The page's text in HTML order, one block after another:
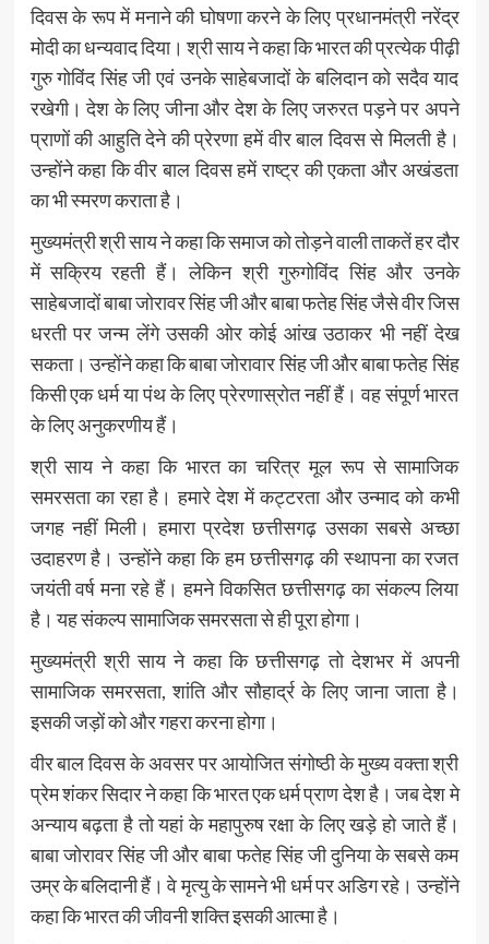
दिवस के रूप में मनाने की घोषणा करने के लिए प्रधानमंत्री नरेंद्र
मोदी का धन्यवाद दिया। श्री साय ने कहा कि भारत की प्रत्येक पीढ़ी
गुरु गोविंद सिंह जी एवं उनके साहेबजादों के बलिदान को सदैव याद
रखेगी। देश के लिए जीना और देश के लिए जरुरत पड़ने पर अपने
प्राणों की आहुति देने की प्रेरणा हमें वीर बाल दिवस से मिलती है।
उन्होंने कहा कि वीर बाल दिवस हमें राष्ट्र की एकता और अखंडता
का भी स्मरण कराता है।
मुख्यमंत्री श्री साय ने कहा कि समाज को तोड़ने वाली ताकतें हर दौर
में सक्रिय रहती हैं। लेकिन श्री गुरुगोविंद सिंह और उनके
साहेबजादों बाबा जोरावर सिंह जी और बाबा फतेह सिंह जैसे वीर जिस
धरती पर जन्म लेंगे उसकी ओर कोई आंख उठाकर भी नहीं देख
सकता। उन्होंने कहा कि बाबा जोरावार सिंह जी और बाबा फतेह सिंह
किसी एक धर्म या पंथ के लिए प्रेरणास्रोत नहीं हैं। वह संपूर्ण भारत
के लिए अनुकरणीय हैं।
श्री साय ने कहा कि भारत का चरित्र मूल रूप से सामाजिक
समरसता का रहा है। हमारे देश में कट्टरता और उन्माद को कभी
जगह नहीं मिली। हमारा प्रदेश छत्तीसगढ़ उसका सबसे अच्छा
उदाहरण है। उन्होंने कहा कि हम छत्तीसगढ़ की स्थापना का रजत
जयंती वर्ष मना रहे हैं। हमने विकसित छत्तीसगढ़ का संकल्प लिया
है। यह संकल्प सामाजिक समरसता से ही पूरा होगा।
मुख्यमंत्री श्री साय ने कहा कि छत्तीसगढ़ तो देशभर में अपनी
सामाजिक समरसता, शांति और सौहार्द्र के लिए जाना जाता है।
इसकी जड़ों को और गहरा करना होगा।
वीर बाल दिवस के अवसर पर आयोजित संगोष्ठी के मुख्य वक्ता श्री
प्रेम शंकर सिदार ने कहा कि भारत एक धर्म प्राण देश है। जब देश मे
अन्याय बढ़ता है तो यहां के महापुरुष रक्षा के लिए खड़े हो जाते हैं।
बाबा जोरावर सिंह जी और बाबा फतेह सिंह जी दुनिया के सबसे कम
उम्र के बलिदानी हैं। वे मृत्यु के सामने भी धर्म पर अडिग रहे। उन्होंने
कहा कि भारत की जीवनी शक्ति इसकी आत्मा है।